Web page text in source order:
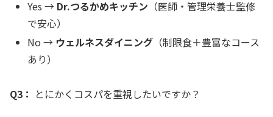
Yes → Dr.つるかめキッチン （医師・管理栄養士監修
で安心）
No → ウェルネスダイニング （制限食＋豊富なコース
あり）
Q3： とにかくコスパを重視したいですか？